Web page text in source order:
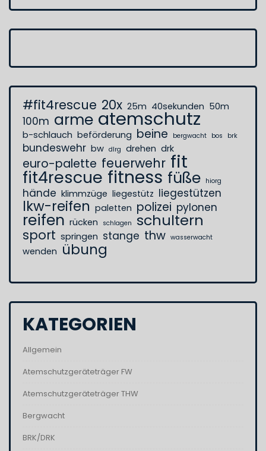
#fit4rescue 20x 25m 40sekunden 50m
100m arme atemschutz
b-schlauch beförderung beine bergwacht bos brk
bundeswehr bw dlrg drehen drk
euro-palette feuerwehr fit
fit4rescue fitness füße hiorg
hände klimmzüge liegestütz liegestützen
lkw-reifen paletten polizei pylonen
reifen rücken schlagen schultern
sport springen stange thw wasserwacht
wenden übung
KATEGORIEN
Allgemein
Atemschutzgeräteträger FW
Atemschutzgeräteträger THW
Bergwacht
BRK/DRK